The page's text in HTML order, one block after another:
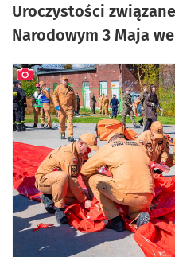
Uroczystości
Narodowym 3 Maja